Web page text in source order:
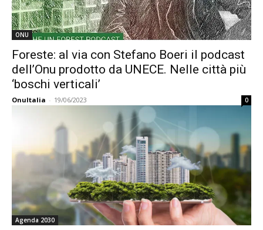
ONU
Foreste: al via con Stefano Boeri il podcast
dell’Onu prodotto da UNECE. Nelle città più
‘boschi verticali’
OnuItalia - 19/06/2023 0
Agenda 2030